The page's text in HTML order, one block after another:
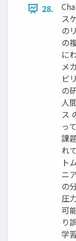
28.
ス
の
の
に
メ
ビ
の
人
ス
っ
課
れ
ト
ニ
の
圧
可
り
学